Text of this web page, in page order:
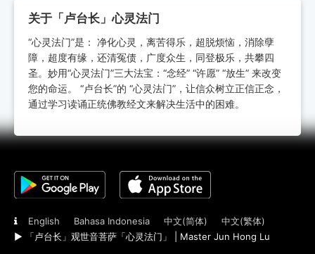
关于「卢台长」心灵法门
“心灵法门”是： 净化心灵，离苦得乐，超脱烦恼，消除孽
障，超度有缘，还清冤债，广度众生，同登极乐，共攀四
圣。妙用“心灵法门”三大法宝：“念经” “许愿” “放生” 来改变
您的命运。 “卢台长”的 “心灵法门”，让信众树立正信正念，
通过学习读诵正统佛教经文来解决生活中的困难。
English Bahasa Indonesia 中文(简体)
中文(繁体)
► 「卢台长」观世音菩萨「心灵法门」 | Master Jun Hong Lu